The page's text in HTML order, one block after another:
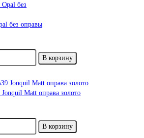
без оправы
В корзину
Matt оправа золото
В корзину